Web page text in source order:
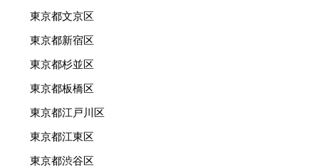
東京都文京区
東京都新宿区
東京都杉並区
東京都板橋区
東京都江戸川区
東京都江東区
東京都渋谷区